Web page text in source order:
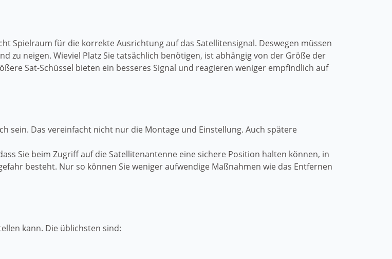
Spielraum für die korrekte Ausrichtung auf das Satellitensignal. Deswegen müssen
zu neigen. Wieviel Platz Sie tatsächlich benötigen, ist abhängig von der Größe der
Sat-Schüssel bieten ein besseres Signal und reagieren weniger empfindlich auf
sein. Das vereinfacht nicht nur die Montage und Einstellung. Auch spätere
Sie beim Zugriff auf die Satellitenantenne eine sichere Position halten können, in
besteht. Nur so können Sie weniger aufwendige Maßnahmen wie das Entfernen
kann. Die üblichsten sind: